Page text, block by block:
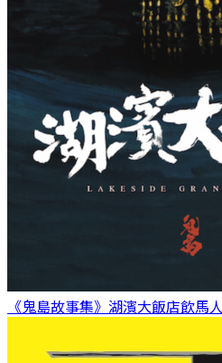
《鬼島故事集》湖濱大飯店飲馬人